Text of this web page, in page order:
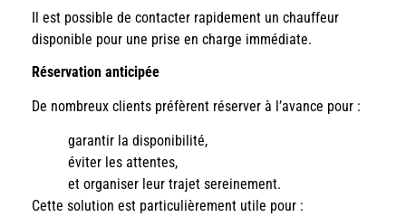
Il est possible de contacter rapidement un chauffeur
disponible pour une prise en charge immédiate.
Réservation anticipée
De nombreux clients préfèrent réserver à l’avance pour :
garantir la disponibilité,
éviter les attentes,
et organiser leur trajet sereinement.
Cette solution est particulièrement utile pour :